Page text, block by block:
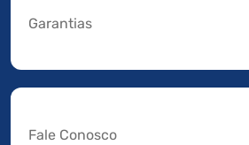
Garantias
Fale Conosco